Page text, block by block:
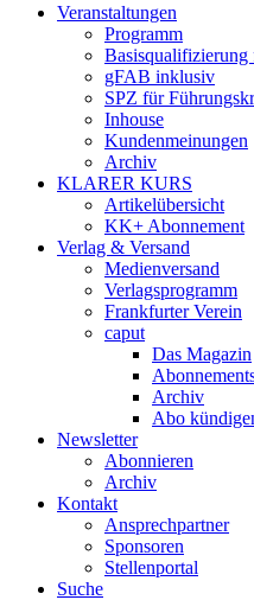
Veranstaltungen
Programm
Basisqualifizierung
gFAB inklusiv
SPZ für
Inhouse
Kundenmeinungen
Archiv
KLARER KURS
Artikelübersicht
KK+ Abonnement
Verlag & Versand
Medienversand
Verlagsprogramm
Frankfurter Verein
caput
Das Magazin
Archiv
Abo
Newsletter
Abonnieren
Archiv
Kontakt
Ansprechpartner
Sponsoren
Stellenportal
Suche